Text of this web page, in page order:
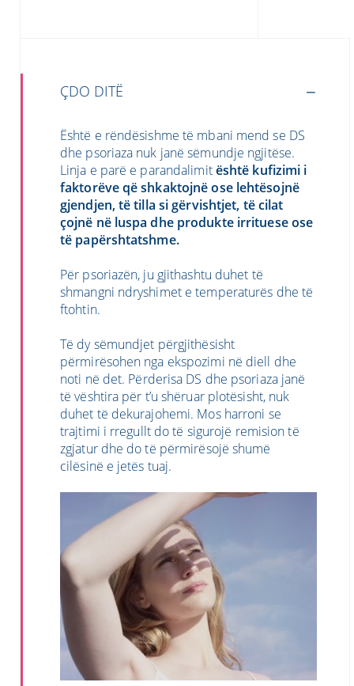
ÇDO DITË
Është e rëndësishme të mbani mend se DS
dhe psoriaza nuk janë sëmundje ngjitëse.
Linja e parë e parandalimitështë kufizimi i
faktorëve që shkaktojnë ose lehtësojnë
gjendjen, të tilla si gërvishtjet, të cilat
çojnë në luspa dhe produkte irrituese ose
të papërshtatshme.
Për psoriazën, ju gjithashtu duhet të
shmangni ndryshimet e temperaturës dhe të
ftohtin.
Të dy sëmundjet përgjithësisht
përmirësohen nga ekspozimi në diell dhe
noti në det. Përderisa DS dhe psoriaza janë
të vështira për t’u shëruar plotësisht, nuk
duhet të dekurajohemi. Mos harroni se
trajtimi i rregullt do të sigurojë remision të
zgjatur dhe do të përmirësojë shumë
cilësinë e jetës tuaj.